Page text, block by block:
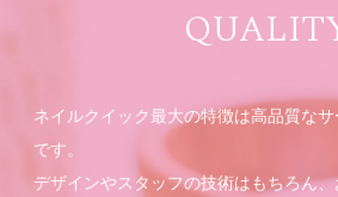
ネイルクイック最大の特徴は高品質な
です。
デザインやスタッフの技術はもちろん